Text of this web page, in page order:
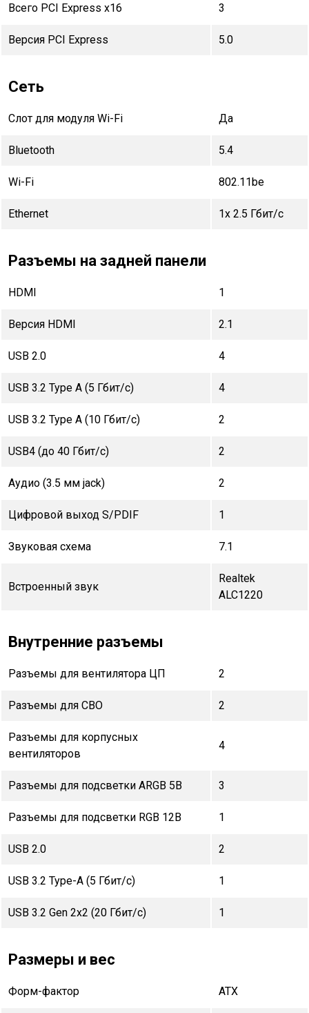
Всего PCI Express x16 3
Версия PCI Express 5.0
Сеть
Слот для модуля Wi-Fi Да
Bluetooth 5.4
Wi-Fi 802.11be
Ethernet 1x 2.5 Гбит/с
Разъемы на задней панели
HDMI 1
Версия HDMI 2.1
USB 2.0 4
USB 3.2 Type A (5 Гбит/с) 4
USB 3.2 Type A (10 Гбит/с) 2
USB4 (до 40 Гбит/с) 2
Аудио (3.5 мм jack) 2
Цифровой выход S/PDIF 1
Звуковая схема 7.1
Встроенный звук
Realtek
ALC1220
Внутренние разъемы
Разъемы для вентилятора ЦП 2
Разъемы для СВО 2
Разъемы для корпусных
вентиляторов
4
Разъемы для подсветки ARGB 5В 3
Разъемы для подсветки RGB 12В 1
USB 2.0 2
USB 3.2 Type-A (5 Гбит/с) 1
USB 3.2 Gen 2x2 (20 Гбит/с) 1
Размеры и вес
Форм-фактор ATX